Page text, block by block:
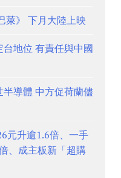
萊》 下月大陸上映
地位 有責任與中國
導體 中方促荷蘭儘
元升逾1.6倍、一手
、成主板新「超購